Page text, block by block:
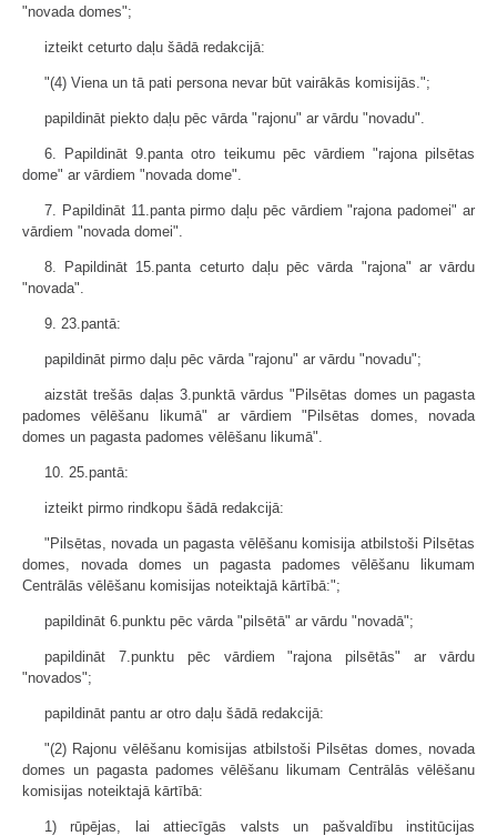
"novada domes";
izteikt ceturto daļu šādā redakcijā:
"(4) Viena un tā pati persona nevar būt vairākās komisijās.";
papildināt piekto daļu pēc vārda "rajonu" ar vārdu "novadu".
6. Papildināt 9.panta otro teikumu pēc vārdiem "rajona pilsētas
dome" ar vārdiem "novada dome".
7. Papildināt 11.panta pirmo daļu pēc vārdiem "rajona padomei" ar
vārdiem "novada domei".
8. Papildināt 15.panta ceturto daļu pēc vārda "rajona" ar vārdu
"novada".
9. 23.pantā:
papildināt pirmo daļu pēc vārda "rajonu" ar vārdu "novadu";
aizstāt trešās daļas 3.punktā vārdus "Pilsētas domes un pagasta
padomes vēlēšanu likumā" ar vārdiem "Pilsētas domes, novada
domes un pagasta padomes vēlēšanu likumā".
10. 25.pantā:
izteikt pirmo rindkopu šādā redakcijā:
"Pilsētas, novada un pagasta vēlēšanu komisija atbilstoši Pilsētas
domes, novada domes un pagasta padomes vēlēšanu likumam
Centrālās vēlēšanu komisijas noteiktajā kārtībā:";
papildināt 6.punktu pēc vārda "pilsētā" ar vārdu "novadā";
papildināt 7.punktu pēc vārdiem "rajona pilsētās" ar vārdu
"novados";
papildināt pantu ar otro daļu šādā redakcijā:
"(2) Rajonu vēlēšanu komisijas atbilstoši Pilsētas domes, novada
domes un pagasta padomes vēlēšanu likumam Centrālās vēlēšanu
komisijas noteiktajā kārtībā:
1) rūpējas, lai attiecīgās valsts un pašvaldību institūcijas